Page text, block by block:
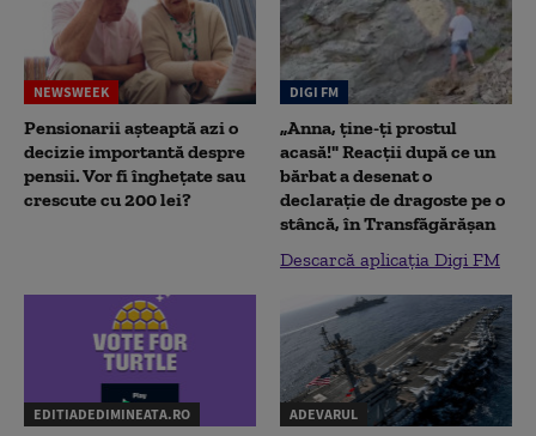
NEWSWEEK
Pensionarii așteaptă azi o
decizie importantă despre
pensii. Vor fi înghețate sau
crescute cu 200 lei?
DIGI FM
„Anna, ţine-ţi prostul
acasă!" Reacţii după ce un
bărbat a desenat o
declaraţie de dragoste pe o
stâncă, în Transfăgărăşan
Descarcă aplicația Digi FM
EDITIADEDIMINEATA.RO ADEVARUL